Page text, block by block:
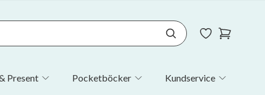
Present Pocketböcker Kundservice